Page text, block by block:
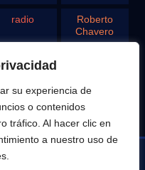
su experiencia de
o contenidos
tráfico. Al hacer clic en
a nuestro uso de
radio
Roberto
Chavero
san juan
television vigo